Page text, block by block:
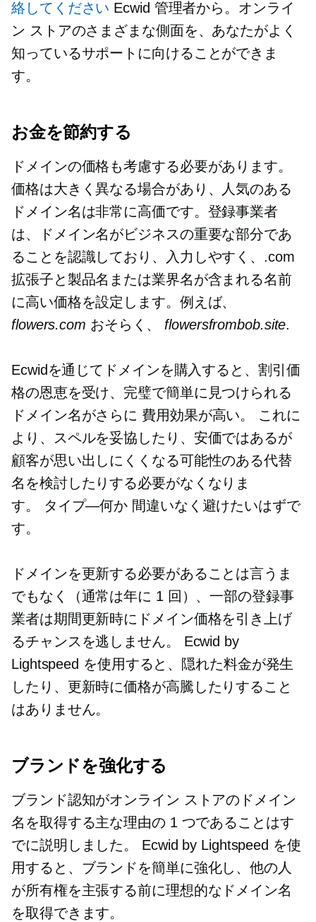
絡してください Ecwid 管理者から。オンライ
ン ストアのさまざまな側面を、あなたがよく
知っているサポートに向けることができま
す。
お金を節約する
ドメインの価格も考慮する必要があります。
価格は大きく異なる場合があり、人気のある
ドメイン名は非常に高価です。登録事業者
は、ドメイン名がビジネスの重要な部分であ
ることを認識しており、入力しやすく、.com
拡張子と製品名または業界名が含まれる名前
に高い価格を設定します。例えば、
flowers.com おそらく、 flowersfrombob.site.
Ecwidを通じてドメインを購入すると、割引価
格の恩恵を受け、完璧で簡単に見つけられる
ドメイン名がさらに 費用効果が高い。
これに
より、スペルを妥協したり、安価ではあるが
顧客が思い出しにくくなる可能性のある代替
名を検討したりする必要がなくなりま
す。
タイプ—何か 間違いなく避けたいはずで
す。
ドメインを更新する必要があることは言うま
でもなく（通常は年に 1 回）、一部の登録事
業者は期間更新時にドメイン価格を引き上げ
るチャンスを逃しません。 Ecwid by
Lightspeed を使用すると、隠れた料金が発生
したり、更新時に価格が高騰したりすること
はありません。
ブランドを強化する
ブランド認知がオンライン ストアのドメイン
名を取得する主な理由の 1 つであることはす
でに説明しました。 Ecwid by Lightspeed を使
用すると、ブランドを簡単に強化し、他の人
が所有権を主張する前に理想的なドメイン名
を取得できます。